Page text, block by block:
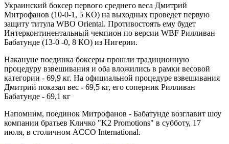
Украинский боксер первого среднего веса Дмитрий
Митрофанов (10-0-1, 5 КО) на выходных проведет первую
защиту титула WBO Oriental. Противостоять ему будет
Интерконтинентальный чемпион по версии WBF Рилливан
Бабатунде (13-0 -0, 8 КО) из Нигерии.
Накануне поединка боксеры прошли традиционную
процедуру взвешивания и оба вложились в рамки весовой
категории - 69,9 кг. На официальной процедуре взвешивания
Дмитрий показал вес - 69,5 кг, его соперник Рилливан
Бабатунде - 69,1 кг
Напомним, поединок Митрофанов - Бабатунде возглавит шоу
компании братьев Кличко "K2 Promotions" в субботу, 17
июля, в столичном ACCO International.